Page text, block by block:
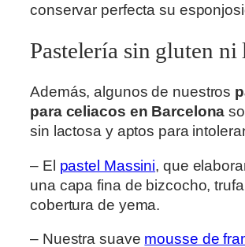
conservar perfecta su
Pastelería sin gluten ni
Además, algunos de nuestros
para celiacos en Barcelona
sin lactosa y aptos para
– El pastel Massini, que
una capa fina de bizcocho,
cobertura de yema.
– Nuestra suave mousse de